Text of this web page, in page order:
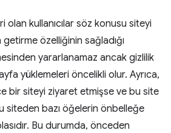
olan kullanıcılar söz konusu siteyi
getirme özelliğinin sağladığı
yararlanamaz ancak gizlilik
yüklemeleri öncelikli olur. Ayrıca,
bir siteyi ziyaret etmişse ve bu site
siteden bazı öğelerin önbelleğe
Bu durumda, önceden